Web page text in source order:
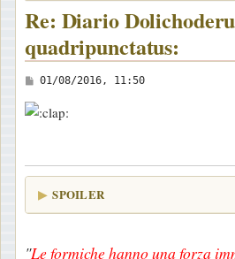
Re: Diario
quadripunctatus:
M
e
s
a
g
o
01/08/2016, 11:50
SPOILER
"Le formiche hanno una forza